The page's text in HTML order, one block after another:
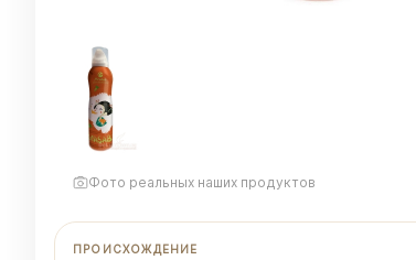
Фото реальных наших продуктов
ПРОИСХОЖДЕНИЕ